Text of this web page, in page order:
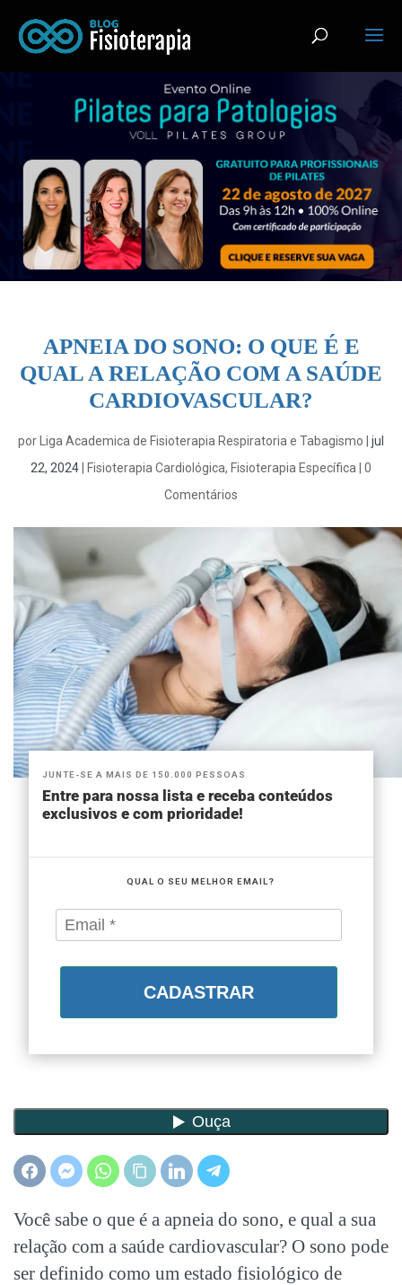
APNEIA DO SONO: O QUE É E
QUAL A RELAÇÃO COM A SAÚDE
CARDIOVASCULAR?
por Liga Academica de Fisioterapia Respiratoria e Tabagismo
jul
22, 2024
Fisioterapia Cardiológica, Fisioterapia Específica 0
Comentários
JUNTE-SE A MAIS DE 150.000 PESSOAS
Entre para nossa lista e receba conteúdos
exclusivos e com prioridade!
QUAL O SEU MELHOR EMAIL?
CADASTRAR
Você sabe o que é a apneia do sono, e qual a sua
relação com a saúde cardiovascular? O sono pode
ser definido como um estado fisiológico de